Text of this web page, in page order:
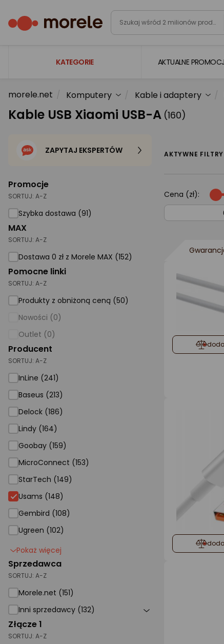
KATEGORIE
Laptopy
Komputery
Gaming
Telewizory i audio
Foto i kamery
AGD duże
Dom i ogród
Biuro i firma
Sport i turystyka
Zabawki i dziecko
Supermarket
Strefa marek
AKTUALNE
morele.net Komputery Kable i adaptery
Kable USB Xiaomi USB-A (160)
Promocje
SORTUJ: A-Z
Szybka dostawa (91)
MAX
SORTUJ: A-Z
Dostawa 0 zł z Morele MAX (152)
Pomocne linki
SORTUJ: A-Z
Produkty z obniżoną ceną (50)
Nowości (0)
Outlet (0)
Producent
SORTUJ: A-Z
InLine (241)
Baseus (213)
Delock (186)
Lindy (164)
Goobay (159)
MicroConnect (153)
StarTech (149)
Usams (148)
Gembird (108)
Ugreen (102)
Pokaż więcej
Sprzedawca
SORTUJ: A-Z
Morele.net (151)
Inni sprzedawcy (132)
Złącze 1
SORTUJ: A-Z
ZAPYTAJ EKSPERTÓW AKTYWNE FILTRY
Cena (zł):